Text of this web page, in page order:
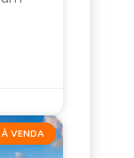
VENDA